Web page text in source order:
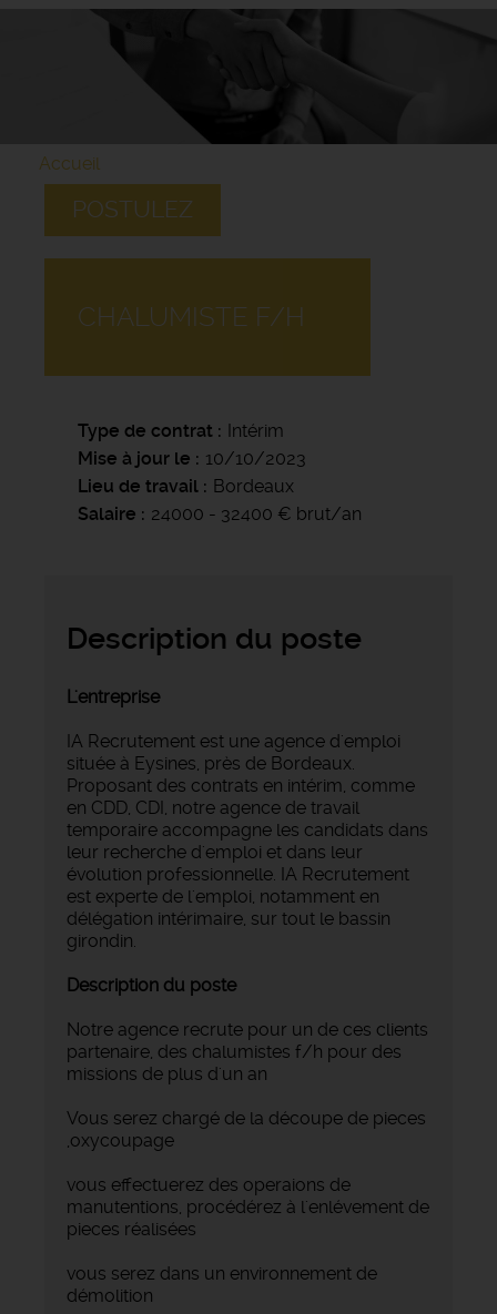
Accueil
POSTULEZ
CHALUMISTE F/H
Type de contrat
Intérim
Mise à jour le
10/10/2023
Lieu de travail
Bordeaux
Salaire
24000 - 32400 € brut/an
Description du poste
L'entreprise
IA Recrutement est une agence d'emploi
située à Eysines, près de Bordeaux.
Proposant des contrats en intérim, comme
en CDD, CDI, notre agence de travail
temporaire accompagne les candidats dans
leur recherche d'emploi et dans leur
évolution professionnelle. IA Recrutement
est experte de l'emploi, notamment en
délégation intérimaire, sur tout le bassin
girondin.
Description du poste
Notre agence recrute pour un de ces clients
partenaire, des chalumistes f/h pour des
missions de plus d'un an
Vous serez chargé de la découpe de pieces
,oxycoupage
vous effectuerez des operaions de
manutentions, procédérez à l'enlévement de
pieces réalisées
vous serez dans un environnement de
démolition